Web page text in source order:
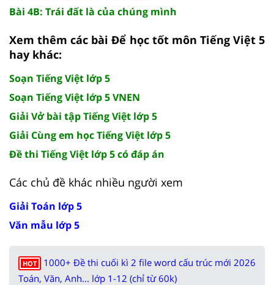
Bài 4B: Trái đất là của chúng mình
Xem thêm các bài Để học tốt môn Tiếng Việt 5
hay khác:
Soạn Tiếng Việt lớp 5
Soạn Tiếng Việt lớp 5 VNEN
Giải Vở bài tập Tiếng Việt lớp 5
Giải Cùng em học Tiếng Việt lớp 5
Đề thi Tiếng Việt lớp 5 có đáp án
Các chủ đề khác nhiều người xem
Giải Toán lớp 5
Văn mẫu lớp 5
HOT
1000+ Đề thi cuối kì 2 file word cấu trúc mới 2026
Toán, Văn, Anh... lớp 1-12 (chỉ từ 60k)